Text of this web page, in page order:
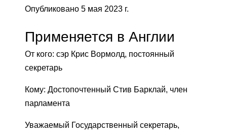
Опубликовано 5 мая 2023 г.
Применяется в Англии
От кого: сэр Крис Вормолд, постоянный
секретарь
Кому: Достопочтенный Стив Барклай, член
парламента
Уважаемый Государственный секретарь,